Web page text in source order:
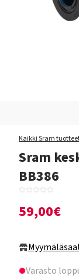
Kaikki Sram
Sram
BB386
59,00€
Varasto